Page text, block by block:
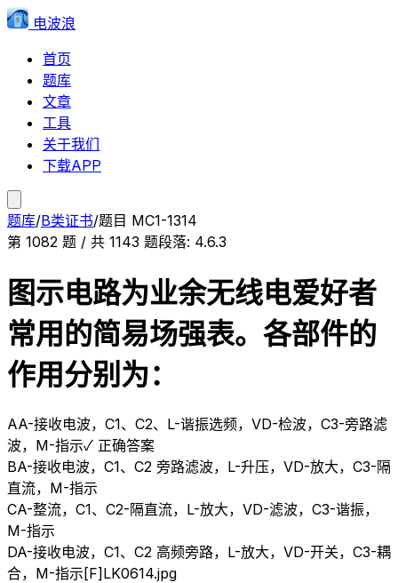
电波浪
首页
题库
文章
工具
关于我们
下载APP
题库/B类证书/题目 MC1-1314
第 1082 题 / 共 1143 题段落: 4.6.3
图示电路为业余无线电爱好者
常用的简易场强表。各部件的
作用分别为：
AA-接收电波，C1、C2、L-谐振选频，VD-检波，C3-旁路滤
波，M-指示✓ 正确答案
BA-接收电波，C1、C2 旁路滤波，L-升压，VD-放大，C3-隔
直流，M-指示
CA-整流，C1、C2-隔直流，L-放大，VD-滤波，C3-谐振，
M-指示
DA-接收电波，C1、C2 高频旁路，L-放大，VD-开关，C3-耦
合，M-指示[F]LK0614.jpg